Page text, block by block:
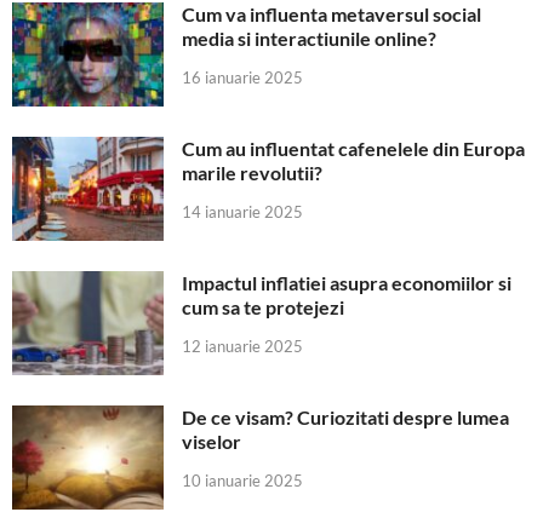
Cum va influenta metaversul social
media si interactiunile online?
16 ianuarie 2025
Cum au influentat cafenelele din Europa
marile revolutii?
14 ianuarie 2025
Impactul inflatiei asupra economiilor si
cum sa te protejezi
12 ianuarie 2025
De ce visam? Curiozitati despre lumea
viselor
10 ianuarie 2025